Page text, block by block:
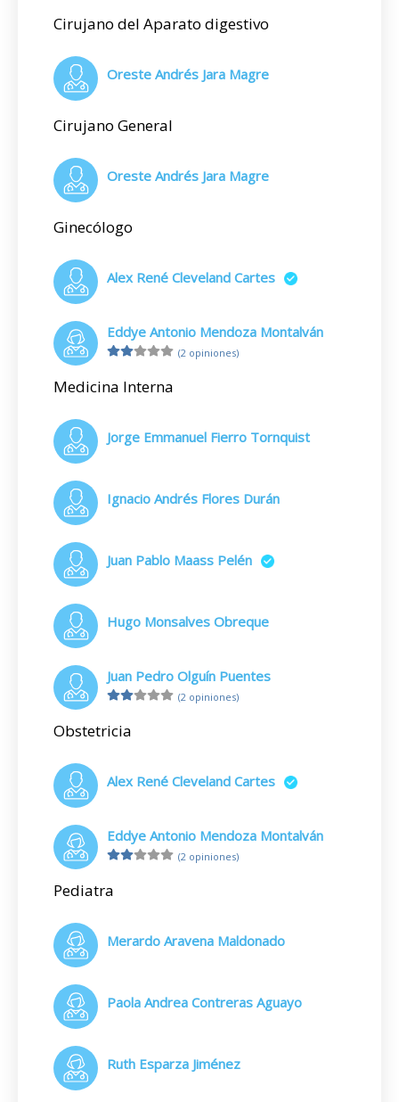
Cirujano del Aparato digestivo
Oreste Andrés Jara Magre
Cirujano General
Oreste Andrés Jara Magre
Ginecólogo
Alex René Cleveland Cartes
Eddye Antonio Mendoza Montalván
(2 opiniones)
Medicina Interna
Jorge Emmanuel Fierro Tornquist
Ignacio Andrés Flores Durán
Juan Pablo Maass Pelén
Hugo Monsalves Obreque
Juan Pedro Olguín Puentes
(2 opiniones)
Obstetricia
Alex René Cleveland Cartes
Eddye Antonio Mendoza Montalván
(2 opiniones)
Pediatra
Merardo Aravena Maldonado
Paola Andrea Contreras Aguayo
Ruth Esparza Jiménez